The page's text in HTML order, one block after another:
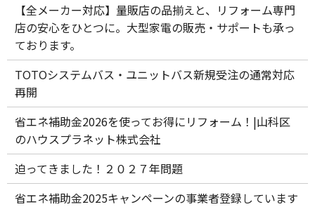
【全メーカー対応】量販店の品揃えと、リフォーム専門
店の安心をひとつに。大型家電の販売・サポートも承っ
ております。
TOTOシステムバス・ユニットバス新規受注の通常対応
再開
省エネ補助金2026を使ってお得にリフォーム！|山科区
のハウスプラネット株式会社
迫ってきました！２０２７年問題
省エネ補助金2025キャンペーンの事業者登録しています